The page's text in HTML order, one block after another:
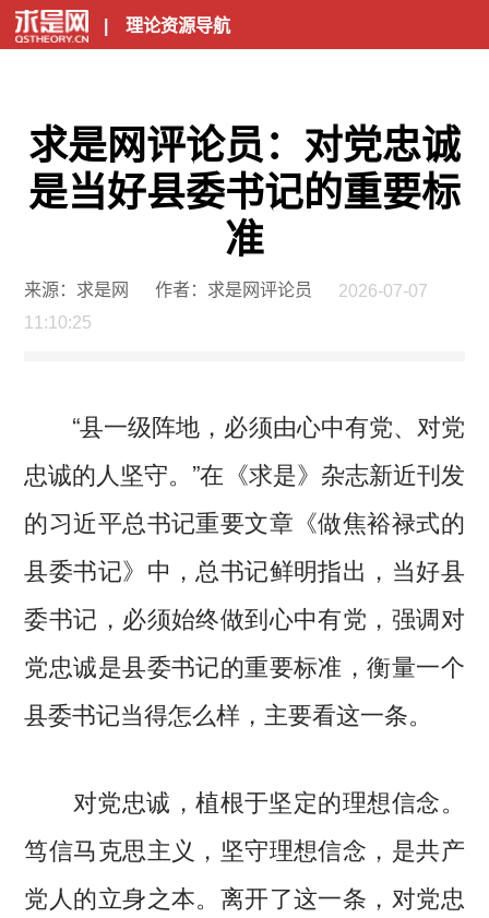
| 理论资源导航
求是网评论员：对党忠诚
是当好县委书记的重要标
准
来源：求是网 作者：求是网评论员
2026-07-07
11:10:25
“县一级阵地，必须由心中有党、对党
忠诚的人坚守。”在《求是》杂志新近刊发
的习近平总书记重要文章《做焦裕禄式的
县委书记》中，总书记鲜明指出，当好县
委书记，必须始终做到心中有党，强调对
党忠诚是县委书记的重要标准，衡量一个
县委书记当得怎么样，主要看这一条。
对党忠诚，植根于坚定的理想信念。
笃信马克思主义，坚守理想信念，是共产
党人的立身之本。离开了这一条，对党忠